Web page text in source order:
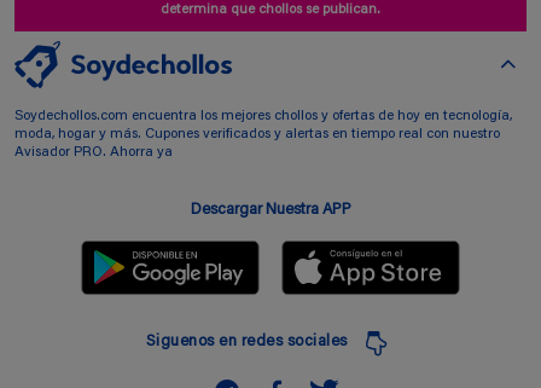
determina que chollos se publican.
Soydechollos.com encuentra los mejores chollos y ofertas de hoy en tecnología,
moda, hogar y más. Cupones verificados y alertas en tiempo real con nuestro
Avisador PRO. Ahorra ya
Descargar Nuestra APP
Siguenos en redes sociales